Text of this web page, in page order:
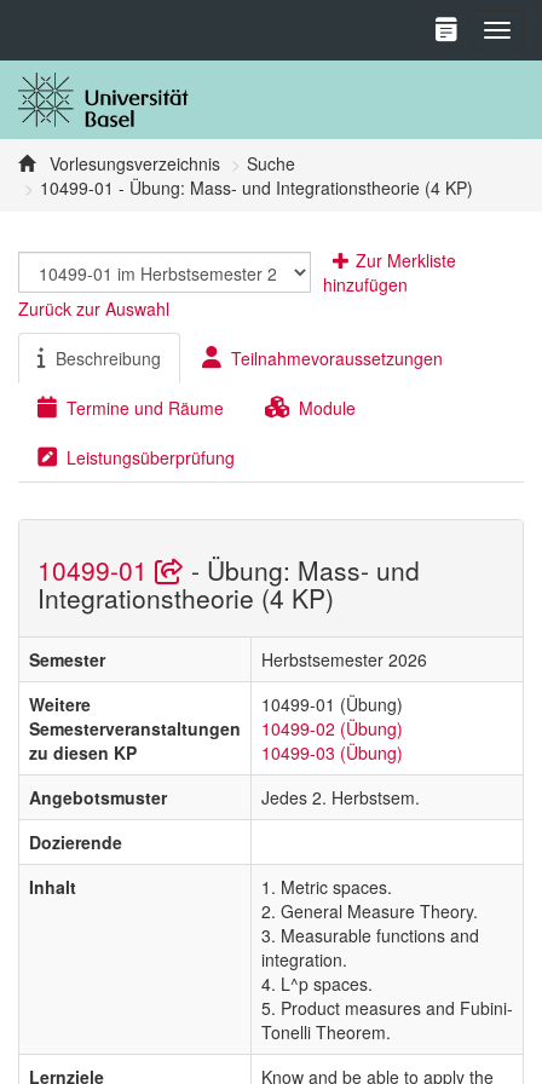
Vorlesungsverzeichnis
Suche
10499-01 - Übung: Mass- und Integrationstheorie (4 KP)
Zur Merkliste
hinzufügen
Zurück zur Auswahl
Beschreibung Teilnahmevoraussetzungen
Termine und Räume Module
Leistungsüberprüfung
10499-01 - Übung: Mass- und
Integrationstheorie (4 KP)
Semester
Herbstsemester 2026
Weitere
Semesterveranstaltungen
zu diesen KP
10499-01 (Übung)
10499-02 (Übung)
10499-03 (Übung)
Angebotsmuster
Jedes 2. Herbstsem.
Dozierende
Inhalt
1. Metric spaces.
2. General Measure Theory.
3. Measurable functions and
integration.
4. L^p spaces.
5. Product measures and Fubini-
Tonelli Theorem.
Lernziele
Know and be able to apply the